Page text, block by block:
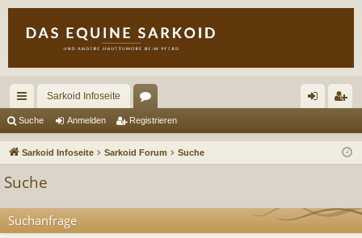
ch
ne
riff
Sarkoid Infoseite
or
en m
n
ist
n
Suche Anmelden Registrieren
Sarkoid Infoseite Sarkoid Forum Suche
Suche
Suchanfrage